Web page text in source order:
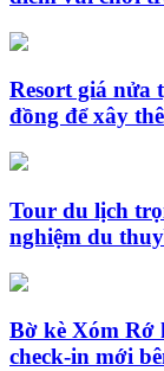
Resort giá nửa
đồng để xây
Tour du lịch
nghiệm du
Bờ kè Xóm Rớ
check-in mới